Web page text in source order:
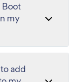
Boot
my
add